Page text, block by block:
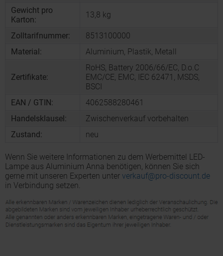
Gewicht pro
Karton:
13,8 kg
Zolltarifnummer:
8513100000
Material:
Aluminium, Plastik, Metall
Zertifikate:
RoHS, Battery 2006/66/EC, D.o.C
EMC/CE, EMC, IEC 62471, MSDS,
BSCI
EAN / GTIN:
4062588280461
Handelsklausel:
Zwischenverkauf vorbehalten
Zustand:
neu
Wenn Sie weitere Informationen zu dem Werbemittel LED-
Lampe aus Aluminium Anna benötigen, können Sie sich
gerne mit unseren Experten unter verkauf@pro-discount.de
in Verbindung setzen.